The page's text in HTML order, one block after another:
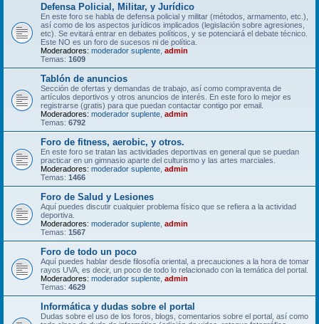
Defensa Policial, Militar, y Jurídico
En este foro se habla de defensa policial y militar (métodos, armamento, etc.),
así como de los aspectos jurídicos implicados (legislación sobre agresiones,
etc). Se evitará entrar en debates políticos, y se potenciará el debate técnico.
Este NO es un foro de sucesos ni de política.
Moderadores: moderador suplente admin
Temas: 1609
Tablón de anuncios
Sección de ofertas y demandas de trabajo, así como compraventa de
artículos deportivos y otros anuncios de interés. En este foro lo mejor es
registrarse (gratis) para que puedan contactar contigo por email.
Moderadores: moderador suplente admin
Temas: 6792
Foro de fitness, aerobic, y otros.
En este foro se tratan las actividades deportivas en general que se puedan
practicar en un gimnasio aparte del culturismo y las artes marciales.
Moderadores: moderador suplente admin
Temas: 1466
Foro de Salud y Lesiones
Aquí puedes discutir cualquier problema físico que se refiera a la actividad
deportiva.
Moderadores: moderador suplente admin
Temas: 1567
Foro de todo un poco
Aquí puedes hablar desde filosofía oriental, a precauciones a la hora de tomar
rayos UVA, es decir, un poco de todo lo relacionado con la temática del portal.
Moderadores: moderador suplente admin
Temas: 4629
Informática y dudas sobre el portal
Dudas sobre el uso de los foros, blogs, comentarios sobre el portal, así como